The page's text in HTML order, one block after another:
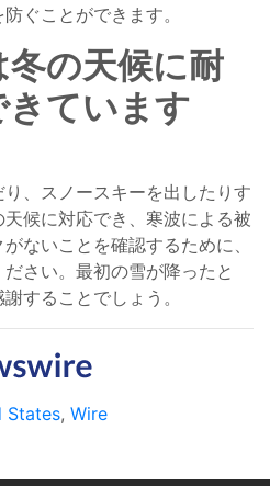
ぐことができます。
の天候に耐
きています
、スノースキーを出したりす
候に対応でき、寒波による被
ないことを確認するために、
さい。最初の雪が降ったと
することでしょう。
States, Wire